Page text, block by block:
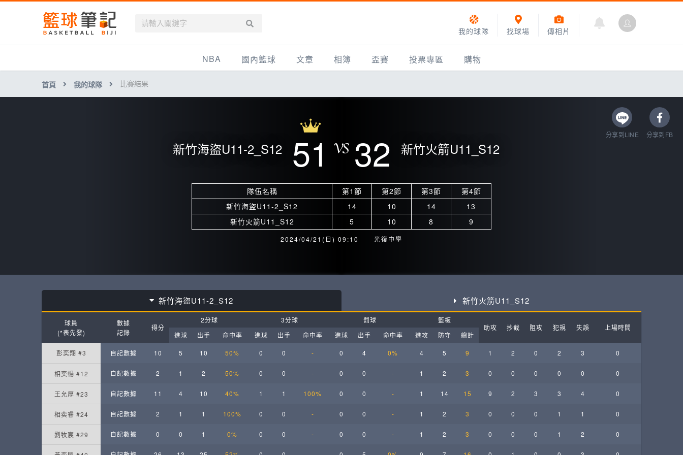
傳相片
找球場
我的球隊
NBA
戰績排名
國內籃球
HBL
文章
產品活動
知識分享
相簿
影片專區
盃賽
SHUBL世新籃球聯盟
SBC輔大超級盃
三重女子籃球聯盟
淡水豆花聯盟
EMPOWER引爆運動訓練
月見山Max League
ELITE週日籃球聯盟-中壢場
投票專區 購物
首頁 我的球隊 比賽結果
分享到LINE 分享到FB
新竹海盜U11-2_S12 51 32 新竹火箭U11_S12
隊伍名稱 第1節 第2節 第3節
第4節
新竹海盜U11-2_S12
14 10 14
13
新竹火箭U11_S12
5 10 8 9
2024/04/21(日) 09:10 光復中學
新竹海盜U11-2_S12 新竹火箭U11_S12
球員
(*表先發)
數據
記錄
得分
2分球 3分球 罰球
籃板
助攻
抄截 阻攻 犯規 失誤
上場時間
進球
出手 命中率 進球 出手 命中率 進球 出手 命中率 進攻 防守 總計
彭奕翔 #3 自記數據 10 5 10 50% 0 0 - 0 4 0% 4 5 9 1 2 0 2 3 0
相奕暢 #12 自記數據 2 1 2 50% 0 0 - 0 0 - 1 2 3 0 0 0 0 0 0
王允厚 #23 自記數據 11 4 10 40% 1 1 100% 0 0 - 1 14 15 9 2 3 3 4 0
相奕睿 #24 自記數據 2 1 1 100% 0 0 - 0 0 - 1 2 3 0 0 0 1 1 0
劉牧宸 #29 自記數據 0 0 1 0% 0 0 - 0 0 - 1 2 3 0 0 0 1 2 0